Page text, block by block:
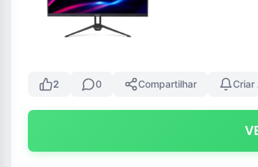
2 0 Compartilhar Criar